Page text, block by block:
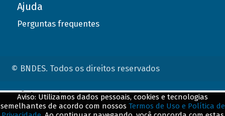
Ajuda
Perguntas frequentes
© BNDES. Todos os direitos reservados
Aviso: Utilizamos dados pessoais, cookies e tecnologias
semelhantes de acordo com nossos Termos de Uso e Política de
ConteÃºdo complementar
${title}${badge}